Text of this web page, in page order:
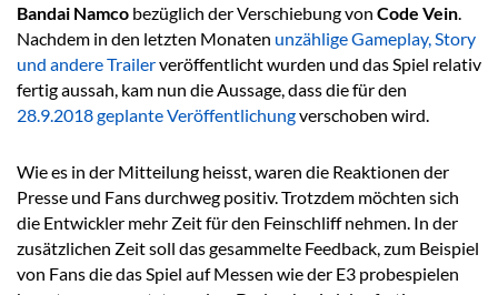
Bandai Namco bezüglich der Verschiebung von Code Vein.
Nachdem in den letzten Monaten unzählige Gameplay, Story
und andere Trailerveröffentlicht wurden und das Spiel relativ
fertig aussah, kam nun die Aussage, dass die für den
28.9.2018 geplante Veröffentlichungverschoben wird.
Wie es in der Mitteilung heisst, waren die Reaktionen der
Presse und Fans durchweg positiv. Trotzdem möchten sich
die Entwickler mehr Zeit für den Feinschliff nehmen. In der
zusätzlichen Zeit soll das gesammelte Feedback, zum Beispiel
von Fans die das Spiel auf Messen wie der E3 probespielen